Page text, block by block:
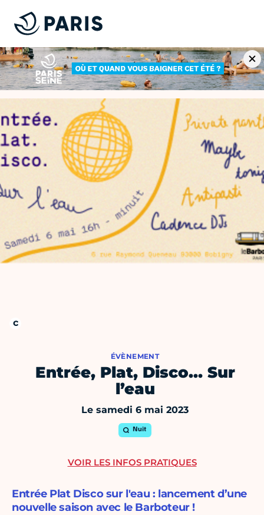
ÉVÈNEMENT
Entrée, Plat, Disco… Sur
l’eau
Le samedi 6 mai 2023
Nuit
Entrée Plat Disco sur l'eau : lancement d’une
nouvelle saison avec le Barboteur !
VOIR LES INFOS PRATIQUES